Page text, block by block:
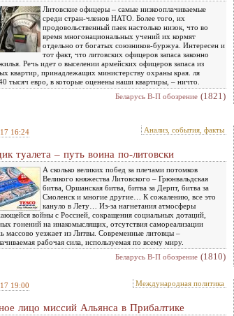
Литовские офицеры – самые низкооплачиваемые
среди стран-членов НАТО. Более того, их
продовольственный паек настолько низок, что во
время многонациональных учений их кормят
отдельно от богатых союзников-буржуа. Интересен и
тот факт, что литовских офицеров запаса законно
Речь идет о выселении армейских офицеров запаса из
квартир, принадлежащих министерству охраны края. ля
тысяч евро, в которые оценены наши квартиры, – ничто.
Беларусь В-П обозрение (1821)
16:24 Анализ, события, факты
туалета – путь воина по-литовски
А сколько великих побед за плечами потомков
Великого княжества Литовского – Грюнвальдская
битва, Оршанская битва, битва за Дерпт, битва за
Смоленск и многие другие… К сожалению, все это
кануло в Лету… Из-за нагнетания атмосферы
войны с Россией, сокращения социальных дотаций,
гонений на инакомыслящих, отсутствия самореализации
массово уезжает из Литвы. Современные литовцы –
рабочая сила, используемая по всему миру.
Беларусь В-П обозрение (1810)
19:00 Международная политика
лицо миссий Альянса в Прибалтике